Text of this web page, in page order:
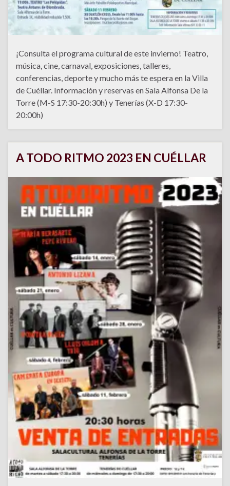
¡Consulta el programa cultural de este invierno! Teatro,
música, cine, carnaval, exposiciones, talleres,
conferencias, deporte y mucho más te espera en la Villa
de Cuéllar. Información y reservas en Sala Alfonsa De la
Torre (M-S 17:30-20:30h) y Tenerías (X-D 17:30-
20:00h)
A TODO RITMO 2023 EN CUÉLLAR